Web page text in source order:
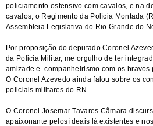
policiamento ostensivo com cavalos, e na
cavalos, o Regimento da Polícia Montada
Assembleia Legislativa do Rio Grande do
Por proposição do deputado Coronel
da Policia Militar, me orgulho de ter
amizade e companheirismo com os
O Coronel Azevedo ainda falou sobre os
policiais militares do RN.
O Coronel Josemar Tavares Câmara
apaixonante pelos ideais lá existentes e